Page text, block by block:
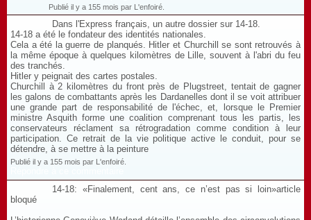
Publié il y a 155 mois par L'enfoiré.
Dans l'Express français, un autre dossier sur 14-18.
14-18 a été le fondateur des identités nationales.
Cela a été la guerre de planqués. Hitler et Churchill se sont retrouvés à
la même époque à quelques kilomètres de Lille, souvent à l'abri du feu
des tranchés.
Hitler y peignait des cartes postales.
Churchill à 2 kilomètres du front près de Plugstreet, tentait de gagner
les galons de combattants après les Dardanelles dont il se voit attribuer
une grande part de responsabilité de l'échec, et, lorsque le Premier
ministre Asquith forme une coalition comprenant tous les partis, les
conservateurs réclament sa rétrogradation comme condition à leur
participation. Ce retrait de la vie politique active le conduit, pour se
détendre, à se mettre à la peinture
Publié il y a 155 mois par L'enfoiré.
14-18: «Finalement, cent ans, ce n’est pas si loin»article
bloqué